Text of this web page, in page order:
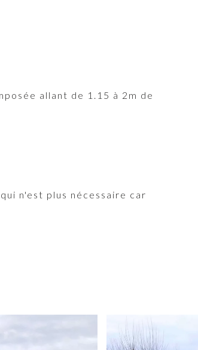
allant de 1.15 à 2m de
n'est plus nécessaire car